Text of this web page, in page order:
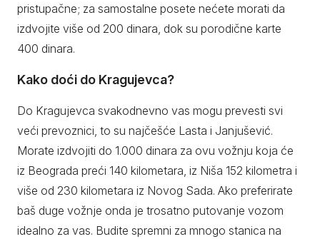
pristupačne; za samostalne posete nećete morati da
izdvojite više od 200 dinara, dok su porodične karte
400 dinara.
Kako doći do Kragujevca?
Do Kragujevca svakodnevno vas mogu prevesti svi
veći prevoznici, to su najčešće Lasta i Janjušević.
Morate izdvojiti do 1.000 dinara za ovu vožnju koja će
iz Beograda preći 140 kilometara, iz Niša 152 kilometra i
više od 230 kilometara iz Novog Sada. Ako preferirate
baš duge vožnje onda je trosatno putovanje vozom
idealno za vas. Budite spremni za mnogo stanica na